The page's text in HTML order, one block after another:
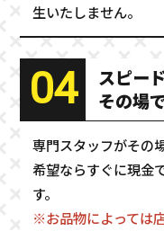
生いたしません。
04
スピー
その場
専門スタッフがその
希望ならすぐに現金
す。
※お品物によっては